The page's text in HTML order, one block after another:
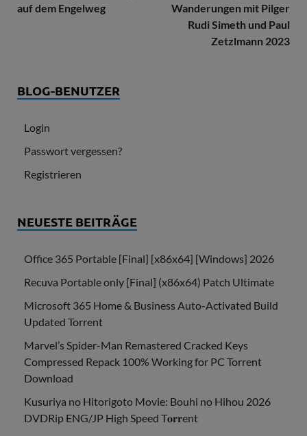
auf dem Engelweg
Wanderungen mit Pilger
Rudi Simeth und Paul
Zetzlmann 2023
BLOG-BENUTZER
Login
Passwort vergessen?
Registrieren
NEUESTE BEITRÄGE
Office 365 Portable [Final] [x86x64] [Windows] 2026
Recuva Portable only [Final] (x86x64) Patch Ultimate
Microsoft 365 Home & Business Auto-Activated Build
Updated Torrent
Marvel’s Spider-Man Remastered Cracked Keys
Compressed Repack 100% Working for PC Torrent
Download
Kusuriya no Hitorigoto Movie: Bouhi no Hihou 2026
DVDRip ENG/JP High Speed T𝐨𝐫𝐫ent